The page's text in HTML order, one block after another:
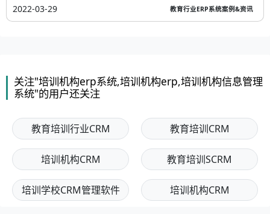
2022-03-29
教育行业ERP系统案例&资讯
关注"培训机构erp系统,培训机构erp,培训机构信息管理
系统"的用户还关注
教育培训行业CRM 教育培训CRM
培训机构CRM 教育培训SCRM
培训学校CRM管理软件 培训机构CRM